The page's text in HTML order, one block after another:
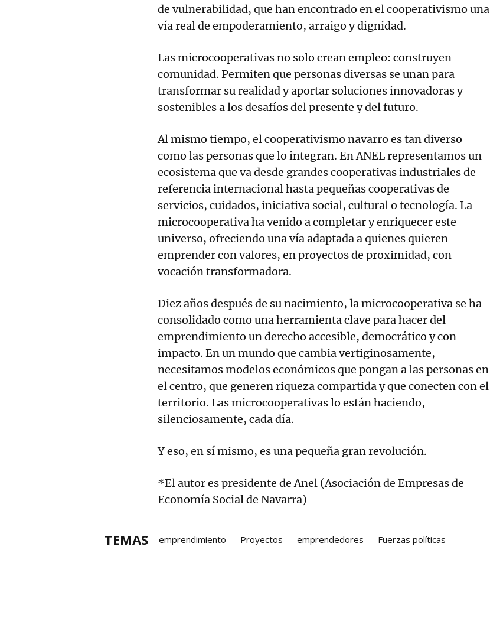
de vulnerabilidad, que han encontrado en el cooperativismo una
vía real de empoderamiento, arraigo y dignidad.
Las microcooperativas no solo crean empleo: construyen
comunidad. Permiten que personas diversas se unan para
transformar su realidad y aportar soluciones innovadoras y
sostenibles a los desafíos del presente y del futuro.
Al mismo tiempo, el cooperativismo navarro es tan diverso
como las personas que lo integran. En ANEL representamos un
ecosistema que va desde grandes cooperativas industriales de
referencia internacional hasta pequeñas cooperativas de
servicios, cuidados, iniciativa social, cultural o tecnología. La
microcooperativa ha venido a completar y enriquecer este
universo, ofreciendo una vía adaptada a quienes quieren
emprender con valores, en proyectos de proximidad, con
vocación transformadora.
Diez años después de su nacimiento, la microcooperativa se ha
consolidado como una herramienta clave para hacer del
emprendimiento un derecho accesible, democrático y con
impacto. En un mundo que cambia vertiginosamente,
necesitamos modelos económicos que pongan a las personas en
el centro, que generen riqueza compartida y que conecten con el
territorio. Las microcooperativas lo están haciendo,
silenciosamente, cada día.
Y eso, en sí mismo, es una pequeña gran revolución.
*El autor es presidente de Anel (Asociación de Empresas de
Economía Social de Navarra)
TEMAS emprendimiento Proyectos emprendedores Fuerzas políticas